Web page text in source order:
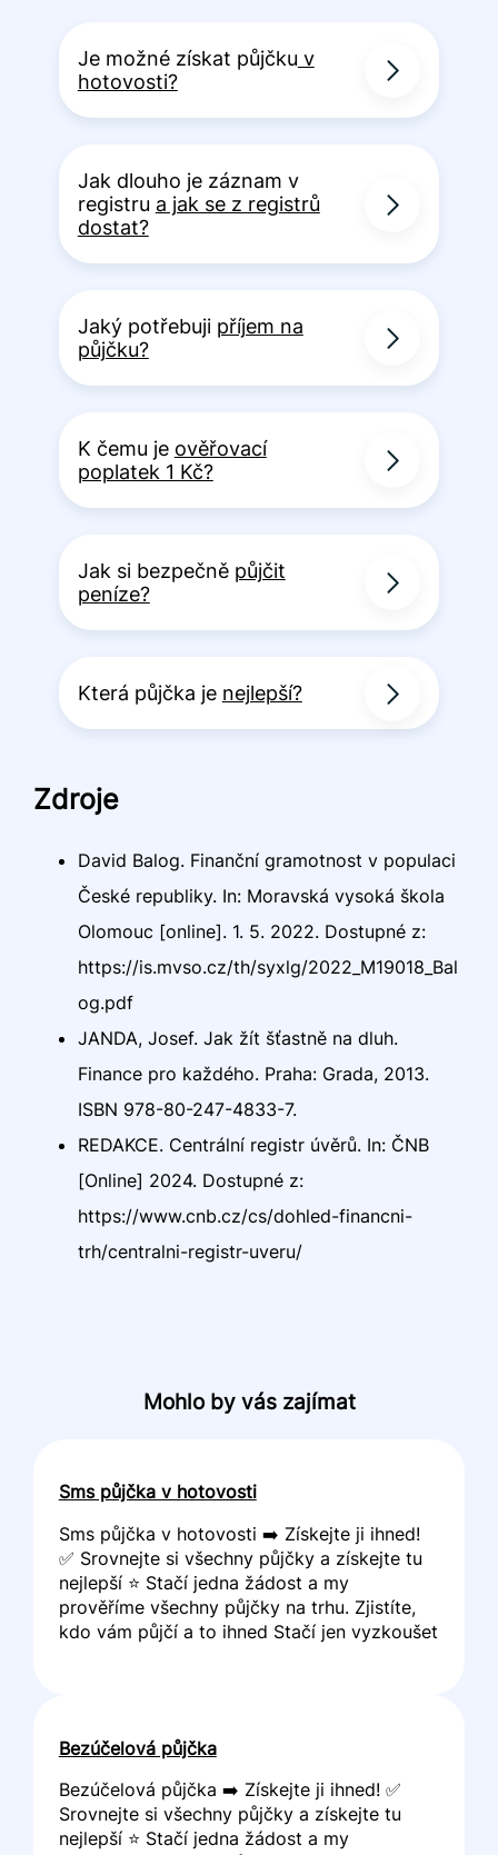
Je možné získat půjčku v
hotovosti?
Jak dlouho je záznam v
registru a jak se z registrů
dostat?
Jaký potřebuji příjem na
půjčku?
K čemu je ověřovací
poplatek 1 Kč?
Jak si bezpečně půjčit
peníze?
Která půjčka je nejlepší?
Zdroje
David Balog. Finanční gramotnost v populaci
České republiky. In: Moravská vysoká škola
Olomouc [online]. 1. 5. 2022. Dostupné z:
https://is.mvso.cz/th/syxlg/2022_M19018_Bal
og.pdf
JANDA, Josef. Jak žít šťastně na dluh.
Finance pro každého. Praha: Grada, 2013.
ISBN 978-80-247-4833-7.
REDAKCE. Centrální registr úvěrů. In: ČNB
[Online] 2024. Dostupné z:
https://www.cnb.cz/cs/dohled-financni-
trh/centralni-registr-uveru/
Mohlo by vás zajímat
Sms půjčka v hotovosti
Sms půjčka v hotovosti ➡️ Získejte ji ihned!
✅ Srovnejte si všechny půjčky a získejte tu
nejlepší ⭐ Stačí jedna žádost a my
prověříme všechny půjčky na trhu. Zjistíte,
kdo vám půjčí a to ihned Stačí jen vyzkoušet
Bezúčelová půjčka
Bezúčelová půjčka ➡️ Získejte ji ihned! ✅
Srovnejte si všechny půjčky a získejte tu
nejlepší ⭐ Stačí jedna žádost a my